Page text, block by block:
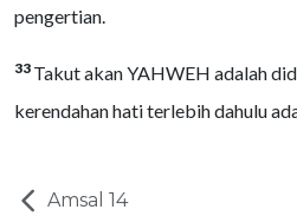
pengertian.
33 Takut akan YAHWEH adalah
kerendahan hati terlebih dahulu
Amsal 14